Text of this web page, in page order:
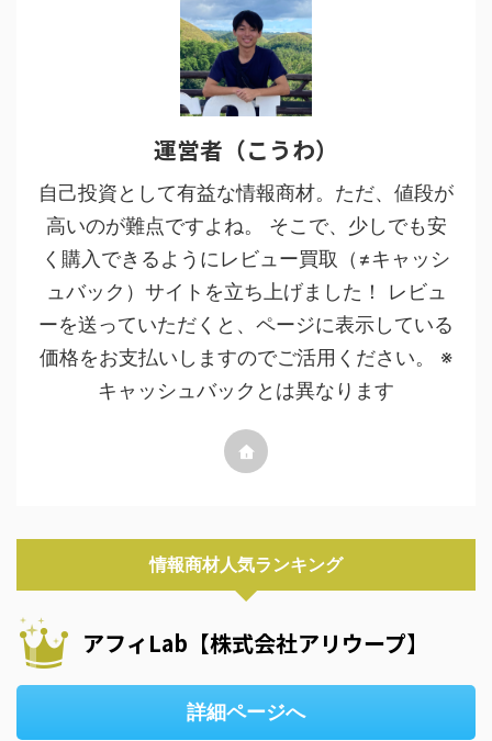
運営者（こうわ）
自己投資として有益な情報商材。ただ、値段が
高いのが難点ですよね。 そこで、少しでも安
く購入できるようにレビュー買取（≠キャッシ
ュバック）サイトを立ち上げました！ レビュ
ーを送っていただくと、ページに表示している
価格をお支払いしますのでご活用ください。 ※
キャッシュバックとは異なります
情報商材人気ランキング
アフィLab【株式会社アリウープ】
詳細ページへ